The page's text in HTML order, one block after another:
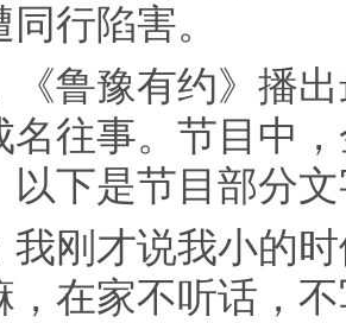
行陷害。
豫有约》播出
名往事。节目中
以下是节目部分
才说我小的时
，在家不听话，